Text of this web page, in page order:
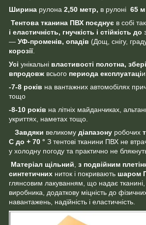
Ширина рулона 2,50 метр, в рулоні 65 м
Тентова тканина ПВХ поєднує в собі
і еластичність, гнучкість і стійкість до
— УФ-променів, опадів (Дощ, снігу,
корозії.
Усі унікальні властивості полотна,
впродовж всього периода експлуатаці
-7-8 років на вантажних автомобілях
тощо
-8-10 років на літніх майданчиках,
укриттях, наметах тощо.
Завдяки великому діапазону робочих
С до + 70 ° З тентові тканини ПВХ не
у холодну погоду та практично не
Матеріал щільний з подвійним
синтетичних ниток і покривають шаром
глянсовим лакуванням, що надає тканині,
виробника, додаткову міцність до
навантажень, надійність і еластичність.